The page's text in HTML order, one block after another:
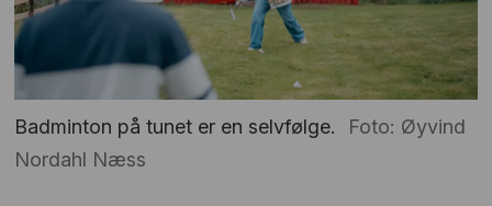
Badminton på tunet er en selvfølge.
Foto: Øyvind
Nordahl Næss